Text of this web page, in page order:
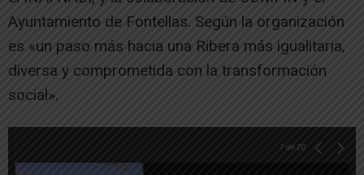
Ayuntamiento de Fontellas. Según la organización
es «un paso más hacia una Ribera más igualitaria,
diversa y comprometida con la transformación
social».
1 de 20